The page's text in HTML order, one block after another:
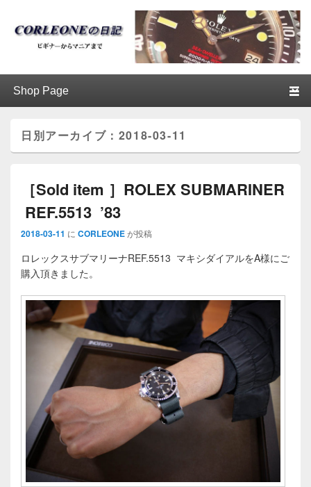
ブログ / アンティークロレックス
│CORLEONE
日別アーカイブ： 2018-03-11
［Sold item ］ROLEX SUBMARINER
REF.5513 ’83
2018-03-11 に CORLEONEが投稿
ロレックスサブマリーナREF.5513 マキシダイアルをA様にご
購入頂きました。